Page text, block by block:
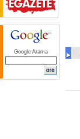
Google Arama